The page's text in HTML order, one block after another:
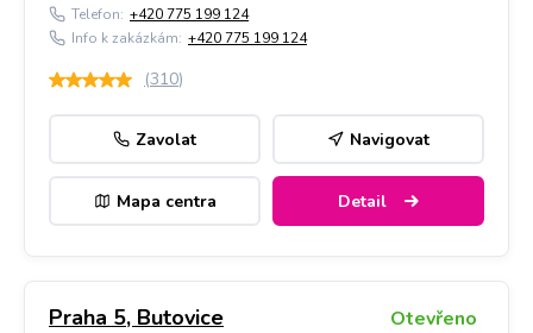
Telefon: +420 775 199 124
Info k zakázkám: +420 775 199 124
(310)
Zavolat Navigovat
Mapa centra Detail
Praha 5, Butovice Otevřeno